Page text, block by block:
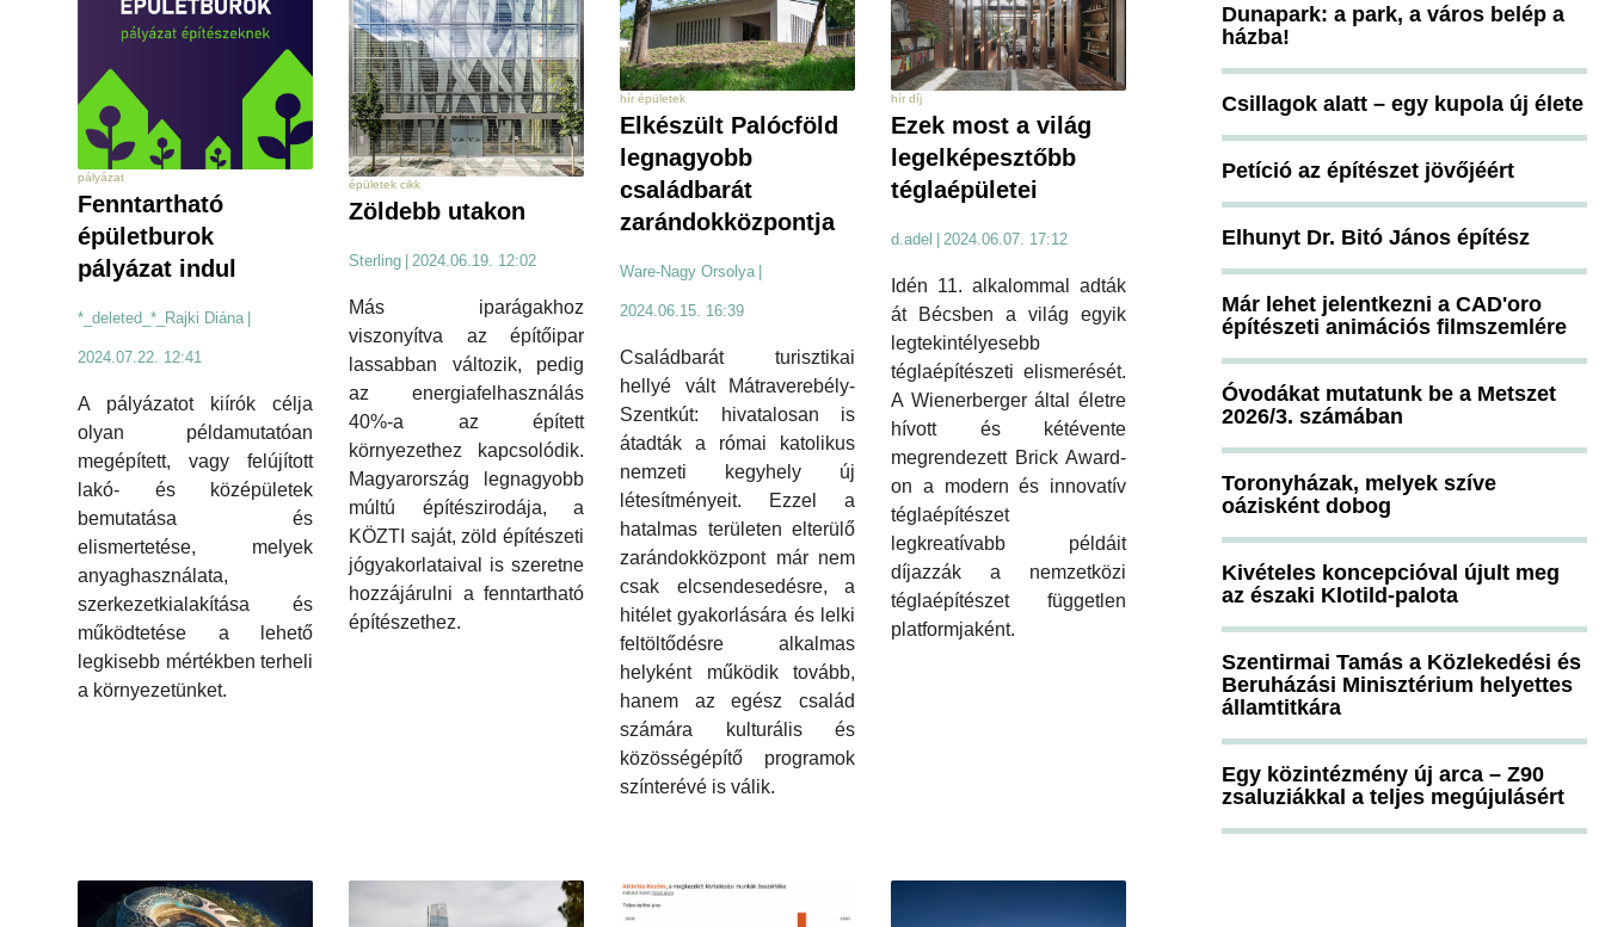
pályázat
Fenntartható
épületburok
pályázat indul
*_deleted_*_Rajki Diána
2024.07.22. 12:41
A pályázatot kiírók célja
olyan példamutatóan
megépített, vagy felújított
lakó- és középületek
bemutatása és
elismertetése, melyek
anyaghasználata,
szerkezetkialakítása és
működtetése a lehető
legkisebb mértékben terheli
a környezetünket.
épületek cikk
Zöldebb utakon
Sterling | 2024.06.19. 12:02
Más iparágakhoz
viszonyítva az építőipar
lassabban változik, pedig
az energiafelhasználás
40%-a az épített
környezethez kapcsolódik.
Magyarország legnagyobb
múltú építészirodája, a
KÖZTI saját, zöld építészeti
jógyakorlataival is szeretne
hozzájárulni a fenntartható
építészethez.
hír épületek
Elkészült Palócföld
legnagyobb
családbarát
zarándokközpontja
Ware-Nagy Orsolya
2024.06.15. 16:39
Családbarát turisztikai
hellyé vált Mátraverebély-
Szentkút: hivatalosan is
átadták a római katolikus
nemzeti kegyhely új
létesítményeit. Ezzel a
hatalmas területen elterülő
zarándokközpont már nem
csak elcsendesedésre, a
hitélet gyakorlására és lelki
feltöltődésre alkalmas
helyként működik tovább,
hanem az egész család
számára kulturális és
közösségépítő programok
színterévé is válik.
hír díj
Ezek most a világ
legelképesztőbb
téglaépületei
d.adel 2024.06.07. 17:12
Idén 11. alkalommal adták
át Bécsben a világ egyik
legtekintélyesebb
téglaépítészeti elismerését.
A Wienerberger által életre
hívott és kétévente
megrendezett Brick Award-
on a modern és innovatív
téglaépítészet
legkreatívabb példáit
díjazzák a nemzetközi
téglaépítészet független
platformjaként.
Dunapark: a park, a város belép a
házba!
Csillagok alatt – egy kupola új élete
Petíció az építészet jövőjéért
Elhunyt Dr. Bitó János építész
Már lehet jelentkezni a CAD'oro
építészeti animációs filmszemlére
Óvodákat mutatunk be a Metszet
2026/3. számában
Toronyházak, melyek szíve
oázisként dobog
Kivételes koncepcióval újult meg
az északi Klotild-palota
Szentirmai Tamás a Közlekedési és
Beruházási Minisztérium helyettes
államtitkára
Egy közintézmény új arca – Z90
zsaluziákkal a teljes megújulásért